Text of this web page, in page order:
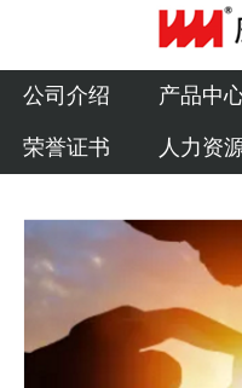
公司介绍 产品中
荣誉证书 人力资